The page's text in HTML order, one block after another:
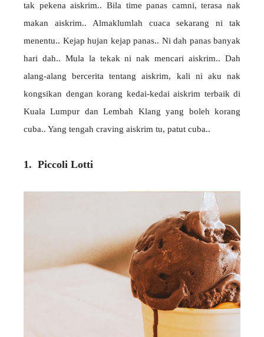
tak pekena aiskrim.. Bila time panas camni, terasa nak
makan aiskrim.. Almaklumlah cuaca sekarang ni tak
menentu.. Kejap hujan kejap panas.. Ni dah panas banyak
hari dah.. Mula la tekak ni nak mencari aiskrim.. Dah
alang-alang bercerita tentang aiskrim, kali ni aku nak
kongsikan dengan korang kedai-kedai aiskrim terbaik di
Kuala Lumpur dan Lembah Klang yang boleh korang
cuba.. Yang tengah craving aiskrim tu, patut cuba..
1. Piccoli Lotti